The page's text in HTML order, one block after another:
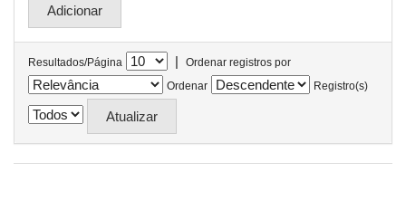
Resultados/Página |
Ordenar registros por
Ordenar
Registro(s)